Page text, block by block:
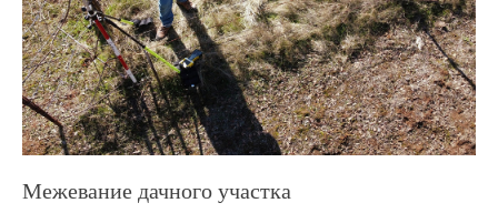
Межевание дачного участка